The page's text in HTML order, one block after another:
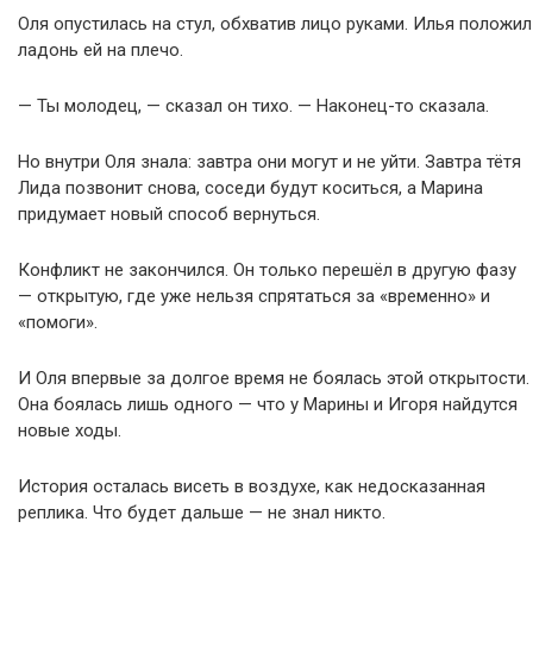
Оля опустилась на стул, обхватив лицо руками. Илья положил
ладонь ей на плечо.
— Ты молодец, — сказал он тихо. — Наконец-то сказала.
Но внутри Оля знала: завтра они могут и не уйти. Завтра тётя
Лида позвонит снова, соседи будут коситься, а Марина
придумает новый способ вернуться.
Конфликт не закончился. Он только перешёл в другую фазу
— открытую, где уже нельзя спрятаться за «временно» и
«помоги».
И Оля впервые за долгое время не боялась этой открытости.
Она боялась лишь одного — что у Марины и Игоря найдутся
новые ходы.
История осталась висеть в воздухе, как недосказанная
реплика. Что будет дальше — не знал никто.